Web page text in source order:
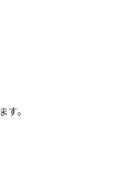
。